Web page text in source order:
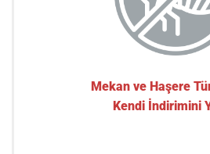
Mekan ve Haşere
Kendi İndirimini